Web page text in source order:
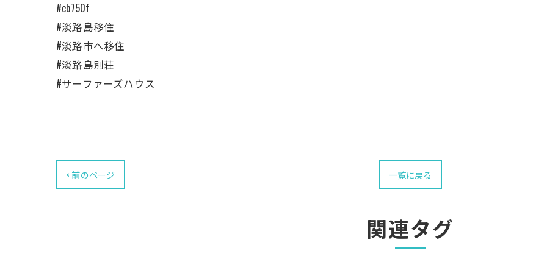
#cb750f
#淡路島移住
#淡路市へ移住
#淡路島別荘
#サーファーズハウス
< 前のページ 一覧に戻る
関連タグ